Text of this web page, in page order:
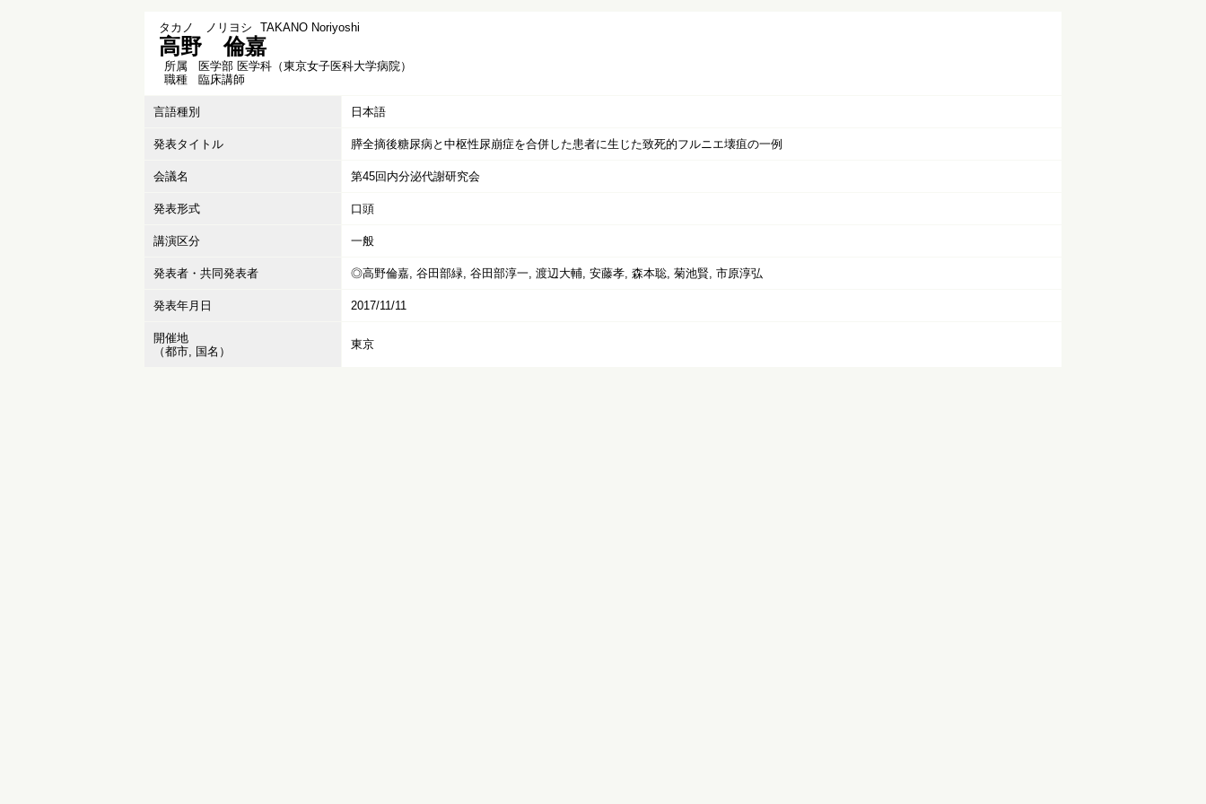
タカノ ノリヨシ TAKANO Noriyoshi
高野 倫嘉
所属
医学部 医学科（東京女子医科大学病院）
職種
臨床講師
言語種別 日本語
発表タイトル 膵全摘後糖尿病と中枢性尿崩症を合併した患者に生じた致死的フルニエ壊疽の一例
会議名 第45回内分泌代謝研究会
発表形式 口頭
講演区分 一般
発表者・共同発表者 ◎高野倫嘉, 谷田部緑, 谷田部淳一, 渡辺大輔, 安藤孝, 森本聡, 菊池賢, 市原淳弘
発表年月日 2017/11/11
開催地
（都市, 国名）
東京